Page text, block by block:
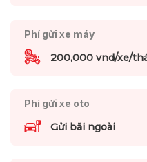
Phí gửi xe máy
200,000 vnd/xe/
Phí gửi xe oto
Gửi bãi ngoài